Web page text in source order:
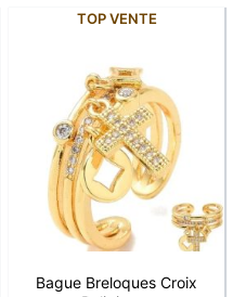
TOP VENTE
Bague Breloques Croix